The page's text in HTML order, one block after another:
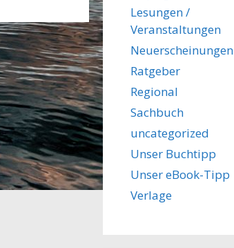
Lesungen /
Veranstaltungen
Neuerscheinungen
Ratgeber
Regional
Sachbuch
uncategorized
Unser Buchtipp
Unser eBook-Tipp
Verlage